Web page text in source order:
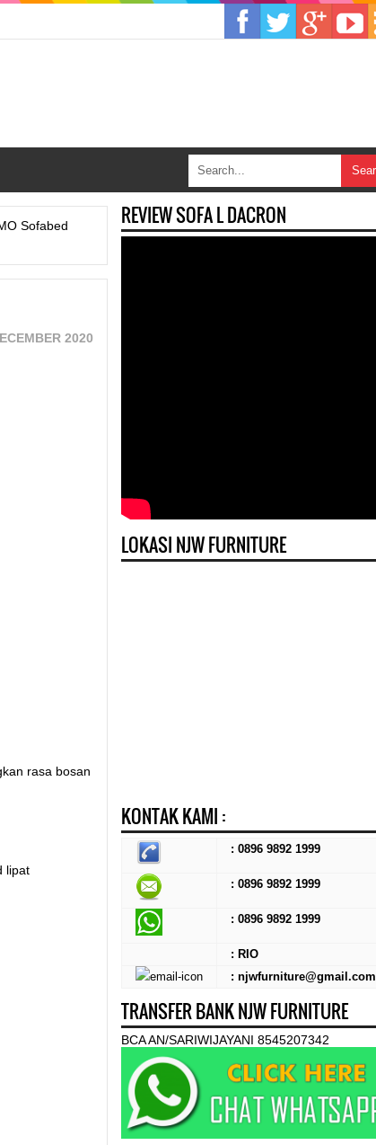
Sofabed
2020
rasa bosan
lipat
REVIEW SOFA L DACRON
LOKASI NJW FURNITURE
KONTAK KAMI :
: 0896 9892 1999
: 0896 9892 1999
: 0896 9892 1999
: RIO
: njwfurniture@gmail.com
TRANSFER BANK NJW FURNITURE
BCA AN/SARIWIJAYANI 8545207342